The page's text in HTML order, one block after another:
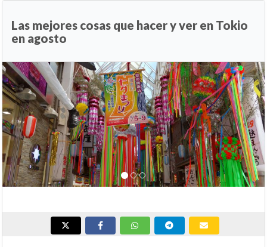
Las mejores cosas que hacer y ver en Tokio
en agosto
Anterior